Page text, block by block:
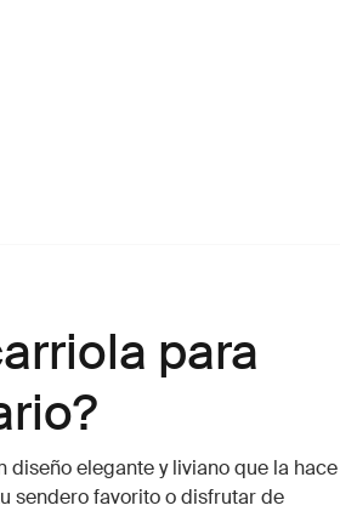
para
diseño elegante y liviano que la hace
sendero favorito o disfrutar de